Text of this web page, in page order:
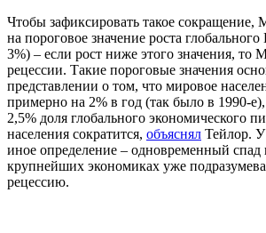
Чтобы зафиксировать такое
на пороговое значение роста
3%) – если рост ниже этого значения,
рецессии. Такие пороговые значения
представлении о том, что мировое
примерно на 2% в год (так было в 1990-
2,5% доля глобального экономического
населения сократится, объяснял Тейлор.
иное определение – одновременный спад
крупнейших экономиках уже
рецессию.